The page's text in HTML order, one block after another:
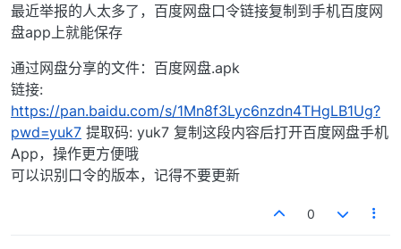
最近举报的人太多了，百度网盘口令链接复制到手机百度网
盘app上就能保存
通过网盘分享的文件：百度网盘.apk
链接:
https://pan.baidu.com/s/1Mn8f3Lyc6nzdn4THgLB1Ug?
pwd=yuk7 提取码: yuk7 复制这段内容后打开百度网盘手机
App，操作更方便哦
可以识别口令的版本，记得不要更新
0